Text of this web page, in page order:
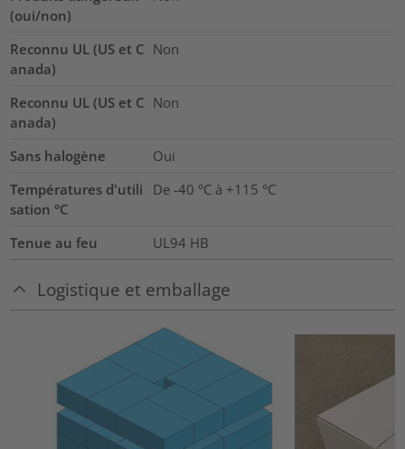
(oui/non)
Reconnu UL (US et C
anada)
Non
Reconnu UL (US et C
anada)
Non
Sans halogène
Oui
Températures d'utili
sation °C
De -40 °C à +115 °C
Tenue au feu UL94 HB
Logistique et emballage